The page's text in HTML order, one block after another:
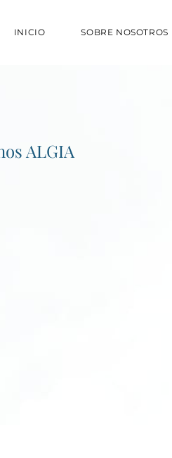
INICIO SOBRE NOSOTROS
ALGIA